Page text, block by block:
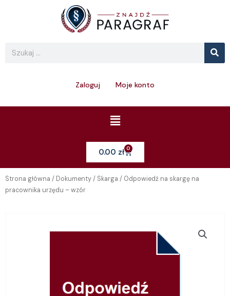
Search
Zaloguj Moje konto
Menu
0.00 zł 0Cart
Strona główna / Dokumenty/ Skarga / Odpowiedź na skargę na
pracownika urzędu – wzór